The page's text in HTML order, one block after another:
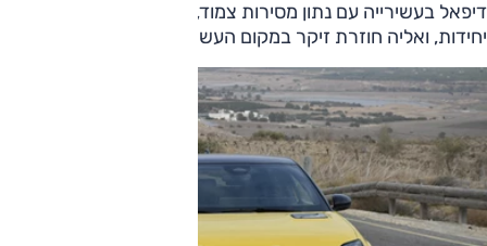
יחידות, ואליה חוזרת זיקר במקום העשירי.